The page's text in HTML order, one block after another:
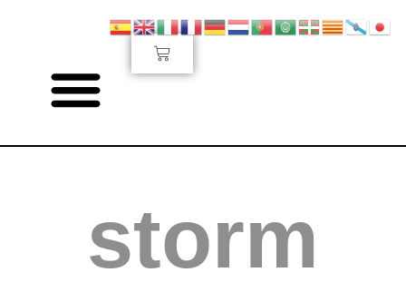
Carrito
storm